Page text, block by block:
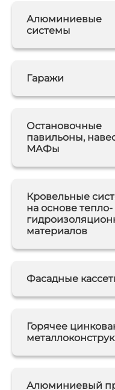
Алюминиевые
системы
Гаражи
Остановочные
павильоны,
МАФы
Кровельные
на основе тепло-
материалов
Фасадные
Горячее
Алюминиевый